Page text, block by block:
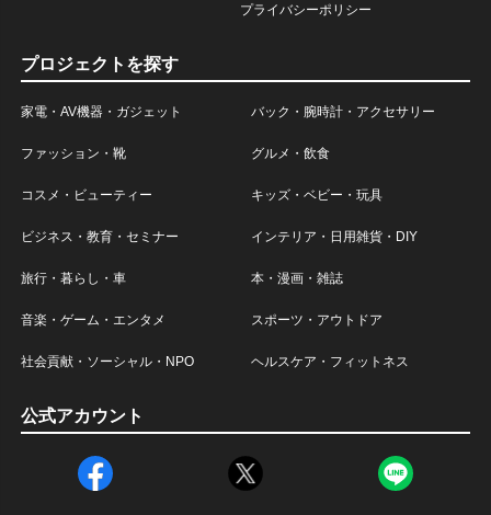
プライバシーポリシー
プロジェクトを探す
家電・AV機器・ガジェット バック・腕時計・アクセサリー
ファッション・靴 グルメ・飲食
コスメ・ビューティー キッズ・ベビー・玩具
ビジネス・教育・セミナー インテリア・日用雑貨・DIY
旅行・暮らし・車 本・漫画・雑誌
音楽・ゲーム・エンタメ スポーツ・アウトドア
社会貢献・ソーシャル・NPO ヘルスケア・フィットネス
公式アカウント